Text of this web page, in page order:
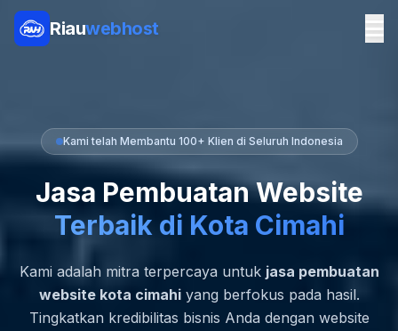
Riauwebhost
Kami telah Membantu 100+ Klien di Seluruh Indonesia
Jasa Pembuatan Website
Terbaik di Kota Cimahi
Kami adalah mitra terpercaya untuk jasa pembuatan
website kota cimahiyang berfokus pada hasil.
Tingkatkan kredibilitas bisnis Anda dengan website